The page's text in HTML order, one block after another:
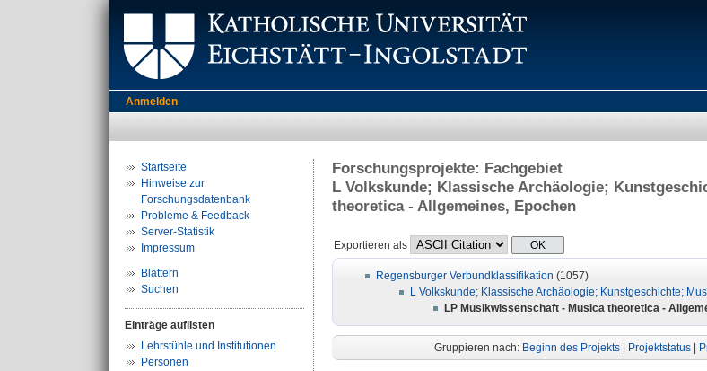
Anmelden
Startseite
Hinweise zur
Forschungsdatenbank
Probleme & Feedback
Server-Statistik
Impressum
Blättern
Suchen
Einträge auflisten
Lehrstühle und Institutionen
Personen
Forschungsprojekte: Fachgebiet
L Volkskunde; Klassische Archäologie;
theoretica - Allgemeines, Epochen
Exportieren als
Regensburger Verbundklassifikation (1057)
L Volkskunde; Klassische Archäologie; Kunstgeschichte;
LP Musikwissenschaft - Musica theoretica -
Gruppieren nach: Beginn des Projekts| Projektstatus|